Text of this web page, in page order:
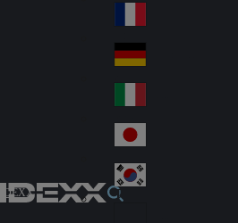
IDEXX
d
Fra
nc
e
Ge
an
y
Ital
y
Jap
an
Ko